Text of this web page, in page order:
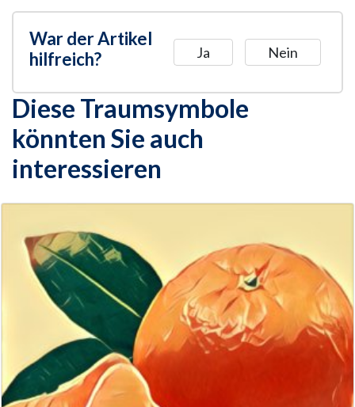
War der Artikel
hilfreich?
Ja Nein
Diese Traumsymbole
könnten Sie auch
interessieren